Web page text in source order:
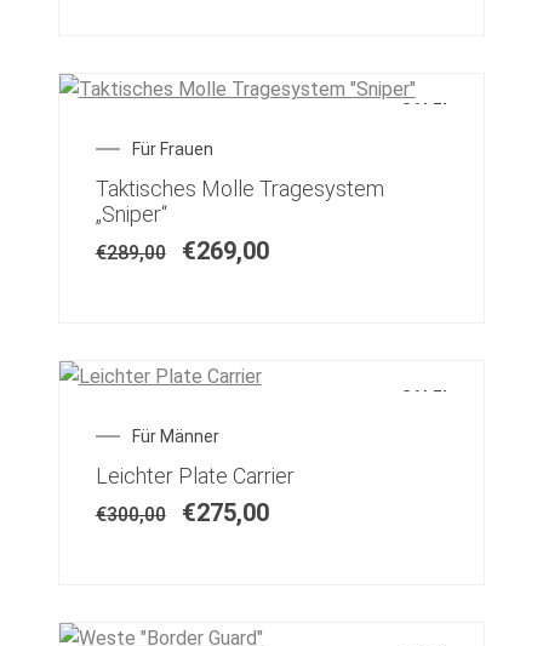
SALE!
Für Frauen
Taktisches Molle Tragesystem
„Sniper“
€289,00 €269,00
SALE!
Für Männer
Leichter Plate Carrier
€300,00 €275,00